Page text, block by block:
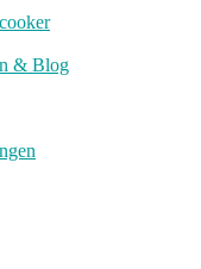
& Blog